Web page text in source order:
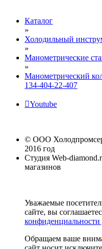
Каталог
»
Холодильный
»
Манометрические
»
Манометрический
134-404-22-407
Youtube
© ООО
2016 год
Студия Web-
магазинов
Уважаемые
сайте, вы
конфиденциальности
Обращаем ваше